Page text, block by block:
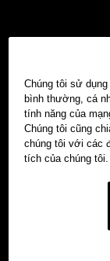
Chúng tôi sử
bình thường, cá
tính năng của
Chúng tôi cũng
chúng tôi với các
tích của chúng tôi.